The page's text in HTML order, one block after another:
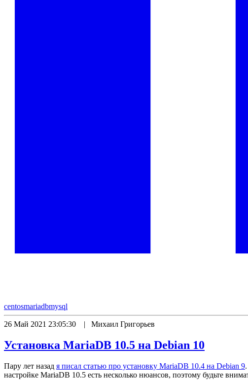
centosmariadbmysql
26 Май 2021 23:05:30 | Михаил Григорьев
Установка MariaDB 10.5 на Debian 10
Пару лет назад я писал статью про установку MariaDB 10.4 на Debian 9
настройке MariaDB 10.5 есть несколько нюансов, поэтому будьте